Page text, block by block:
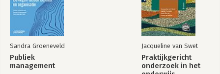
Sandra Groeneveld
Publiek
management
Jacqueline van Swet
Praktijkgericht
onderzoek in het